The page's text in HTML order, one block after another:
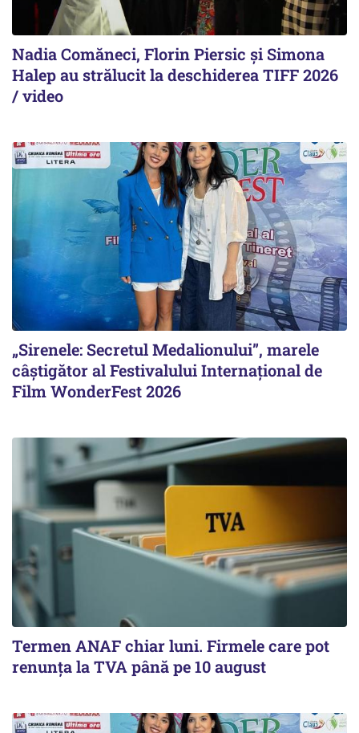
Nadia Comăneci, Florin Piersic și Simona
Halep au strălucit la deschiderea TIFF 2026
/ video
„Sirenele: Secretul Medalionului”, marele
câștigător al Festivalului Internațional de
Film WonderFest 2026
Termen ANAF chiar luni. Firmele care pot
renunța la TVA până pe 10 august